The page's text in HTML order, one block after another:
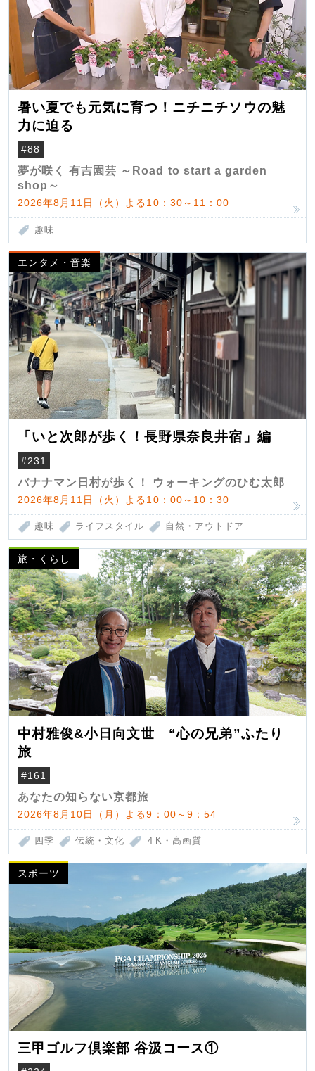
暑い夏でも元気に育つ！ニチニチソウの魅
力に迫る
#88
夢が咲く 有吉園芸 ～Road to start a garden
shop～
2026年8月11日（火）よる10：30～11：00
趣味
エンタメ・音楽
「いと次郎が歩く！長野県奈良井宿」編
#231
バナナマン日村が歩く！ ウォーキングのひむ太郎
2026年8月11日（火）よる10：00～10：30
趣味 ライフスタイル 自然・アウトドア
旅・くらし
中村雅俊&小日向文世 “心の兄弟”ふたり
旅
#161
あなたの知らない京都旅
2026年8月10日（月）よる9：00～9：54
四季 伝統・文化 ４K・高画質
スポーツ
三甲ゴルフ倶楽部 谷汲コース①